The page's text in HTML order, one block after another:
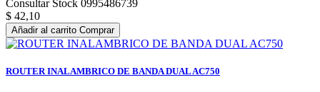
Consultar Stock 0995486739
$ 42,10
Añadir al carrito Comprar
ROUTER INALAMBRICO DE BANDA DUAL AC750